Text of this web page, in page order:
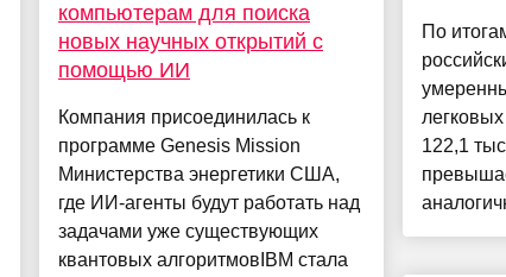
компьютерам для поиска
новых научных открытий с
помощью ИИ
Компания присоединилась к
программе Genesis Mission
Министерства энергетики США,
где ИИ-агенты будут работать над
задачами уже существующих
квантовых алгоритмовIBM стала
По
122,1